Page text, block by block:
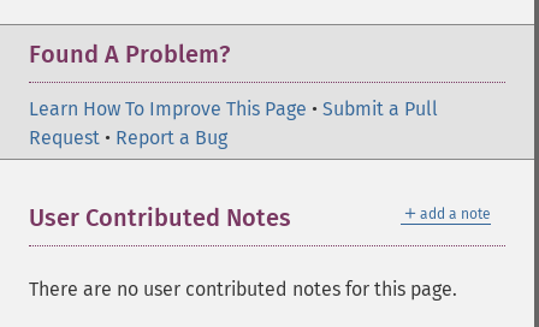
Found A Problem?
Learn How To Improve This Page • Submit a Pull
Request • Report a Bug
＋ add a note
User Contributed Notes
There are no user contributed notes for this page.